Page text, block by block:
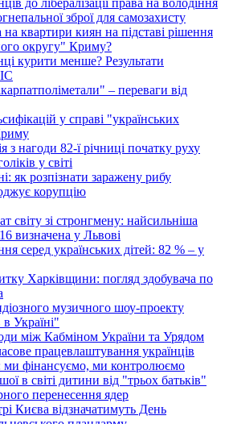
зброї для самозахисту
на квартири киян на підставі рішення
округу" Криму?
курити менше? Результати
– переваги від
у справі "українських
з нагоди 82-ї річниці початку руху
у світі
як розпізнати заражену рибу
корупцію
світу зі стронгмену: найсильніша
визначена у Львові
серед українських дітей: 82 % – у
Харківщини: погляд здобувача по
музичного шоу-проекту
Україні"
між Кабміном України та Урядом
працевлаштування українців
ми фінансуємо, ми контролюємо
в світі дитини від "трьох батьків"
перенесення ядер
Києва відзначатимуть День